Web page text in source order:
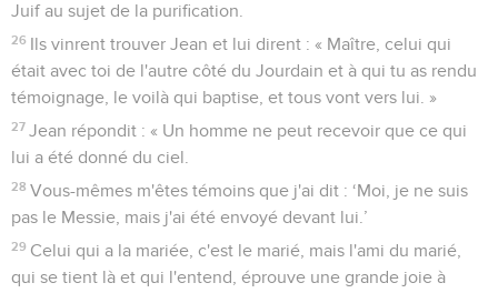
Juif au sujet de la purification.
26 Ils vinrent trouver Jean et lui dirent : « Maître, celui qui
était avec toi de l'autre côté du Jourdain et à qui tu as rendu
témoignage, le voilà qui baptise, et tous vont vers lui. »
27 Jean répondit : « Un homme ne peut recevoir que ce qui
lui a été donné du ciel.
28 Vous-mêmes m'êtes témoins que j'ai dit : ‘Moi, je ne suis
pas le Messie, mais j'ai été envoyé devant lui.’
29 Celui qui a la mariée, c'est le marié, mais l'ami du marié,
qui se tient là et qui l'entend, éprouve une grande joie à